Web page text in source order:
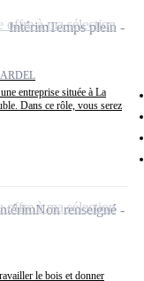
entreprise située à La
Dans ce rôle, vous serez
IntérimTemps plein
offre à ma sélection
le bois et donner
Non renseigné
offre à ma sélection